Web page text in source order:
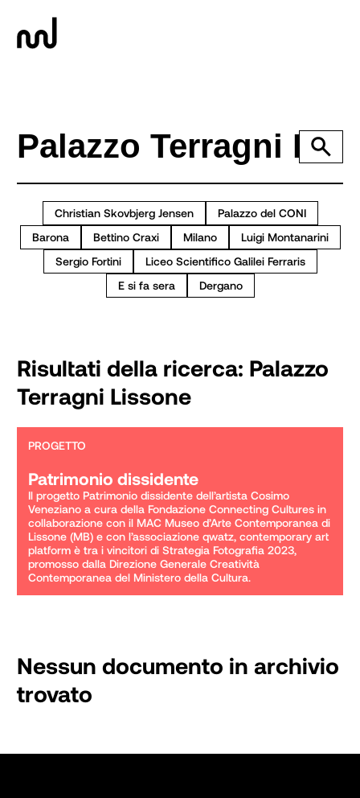
Christian Skovbjerg Jensen
Palazzo del CONI
Barona
Bettino Craxi Milano
Luigi Montanarini
Sergio Fortini
Liceo Scientifico Galilei Ferraris
E si fa sera
Dergano
Risultati della ricerca: Palazzo
Terragni Lissone
PROGETTO
Patrimonio dissidente
Il progetto Patrimonio dissidente dell’artista Cosimo
Veneziano a cura della Fondazione Connecting Cultures in
collaborazione con il MAC Museo d’Arte Contemporanea di
Lissone (MB) e con l’associazione qwatz, contemporary art
platform è tra i vincitori di Strategia Fotografia 2023,
promosso dalla Direzione Generale Creatività
Contemporanea del Ministero della Cultura.
Nessun documento in archivio
trovato